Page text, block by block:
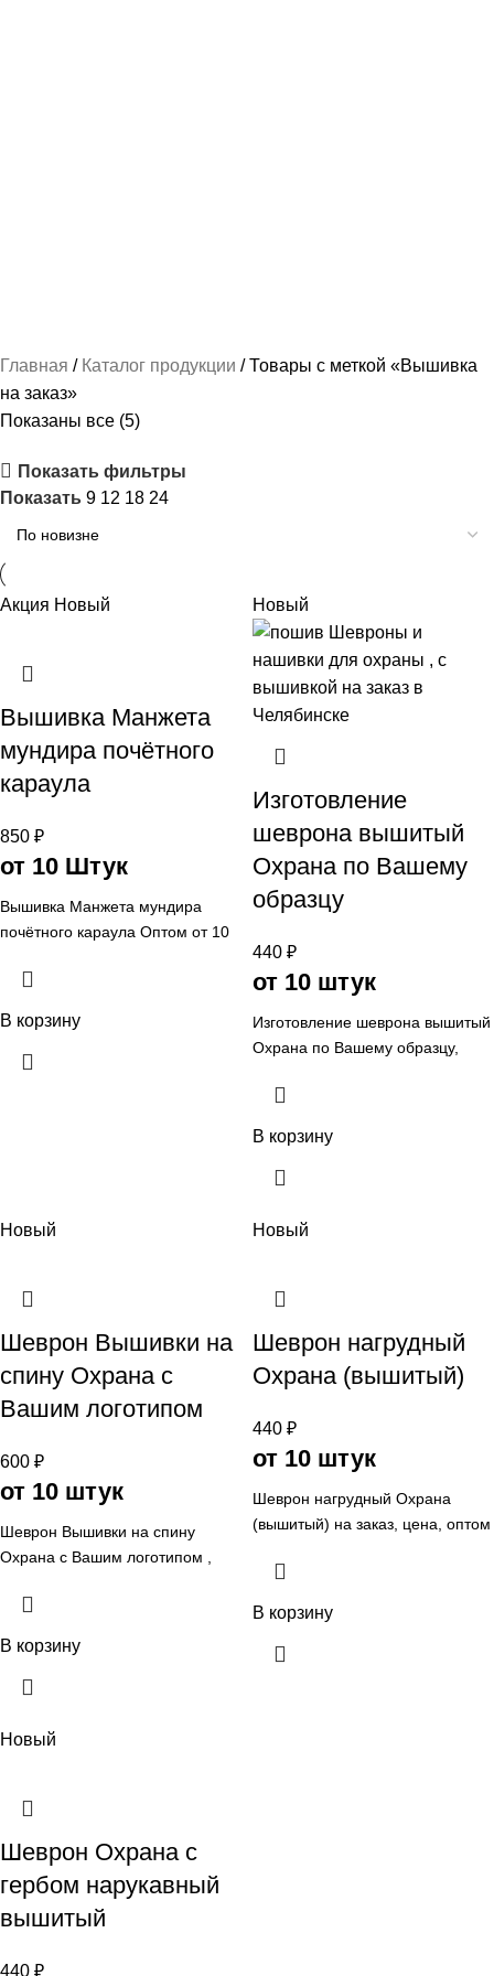
Главная Каталог продукции
Товары с меткой «Вышивка
на заказ»
Показаны все (5)
Показать фильтры
Показать 9 12 18 24
Акция Новый
Вышивка Манжета
мундира почётного
караула
850 ₽
от 10 Штук
Вышивка Манжета мундира
почётного караула Оптом от 10
Фирма АРИ Ателье aritekstil
В корзину
Новый
Изготовление
шеврона вышитый
Охрана по Вашему
образцу
440 ₽
от 10 штук
Изготовление шеврона вышитый
Охрана по Вашему образцу,
предприятий Охраны на заказ,
Челябинске, от ФИРМА АРИ
Ателье aritekstil
В корзину
Новый
Шеврон Вышивки на
спину Охрана с
Вашим логотипом
600 ₽
от 10 штук
Шеврон Вышивки на спину
Охрана с Вашим логотипом ,
предприятий Охраны на заказ,
Челябинске, от ФИРМА АРИ
Ателье aritekstil
В корзину
Новый
Шеврон нагрудный
Охрана (вышитый)
440 ₽
от 10 штук
Шеврон нагрудный Охрана
(вышитый) на заказ, цена, оптом
ФИРМА АРИ Ателье aritekstil
В корзину
Новый
Шеврон Охрана с
гербом нарукавный
вышитый
440 ₽